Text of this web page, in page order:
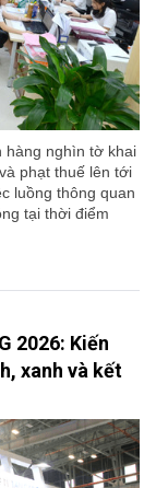
hàng nghìn tờ khai
phạt thuế lên tới
luồng thông quan
tại thời điểm
2026: Kiến
xanh và kết